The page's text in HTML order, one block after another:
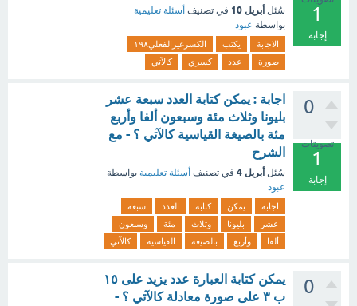
1
إجابة
سُئل أبريل 10 في تصنيف أسئلة تعليمية
بواسطة عبود
الاجابة يكتب
الكسرغيرالفعلي١٩٨
صورة
عدد كسري كالآتي
0
تصويتات
1
إجابة
اجابة : يمكن كتابة العدد سبعة عشر
بليونا وثلاث مئة وسبعون ألفا وأربع
مئة بالصيغة القياسية كالآتي ؟ - مع
الشرح
سُئل أبريل 4 في تصنيف أسئلة تعليمية بواسطة
عبود
اجابة يمكن كتابة العدد
سبعة
عشر
بليونا وثلاث مئة
وسبعون
ألفا
وأربع بالصيغة القياسية كالآتي
0
يمكن كتابة العبارة عدد يزيد على ١٥
ب ٣ على صورة معادلة كالآتي ؟ -